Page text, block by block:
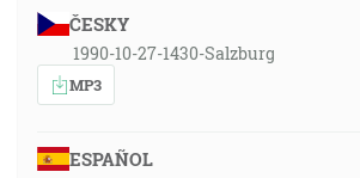
ČESKY
1990-10-27-1430-Salzburg
MP3
ESPAÑOL